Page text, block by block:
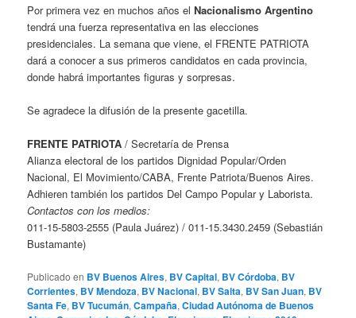
Por primera vez en muchos años elNacionalismo Argentino
tendrá una fuerza representativa en las elecciones
presidenciales. La semana que viene, el FRENTE PATRIOTA
dará a conocer a sus primeros candidatos en cada provincia,
donde habrá importantes figuras y sorpresas.
Se agradece la difusión de la presente gacetilla.
FRENTE PATRIOTA/ Secretaría de Prensa
Alianza electoral de los partidos Dignidad Popular/Orden
Nacional, El Movimiento/CABA, Frente Patriota/Buenos Aires.
Adhieren también los partidos Del Campo Popular y Laborista.
Contactos con los medios:
011-15-5803-2555 (Paula Juárez) / 011-15.3430.2459 (Sebastián
Bustamante)
Publicado en BV Buenos Aires, BV Capital, BV Córdoba, BV
Corrientes, BV Mendoza, BV Nacional, BV Salta, BV San Juan, BV
Santa Fe, BV Tucumán,Campaña,Ciudad Autónoma de Buenos